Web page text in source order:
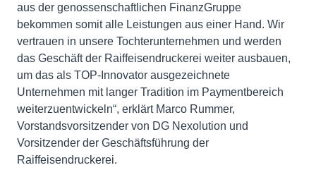
aus der genossenschaftlichen FinanzGruppe
bekommen somit alle Leistungen aus einer Hand. Wir
vertrauen in unsere Tochterunternehmen und werden
das Geschäft der Raiffeisendruckerei weiter ausbauen,
um das als TOP-Innovator ausgezeichnete
Unternehmen mit langer Tradition im Paymentbereich
weiterzuentwickeln“, erklärt Marco Rummer,
Vorstandsvorsitzender von DG Nexolution und
Vorsitzender der Geschäftsführung der
Raiffeisendruckerei.